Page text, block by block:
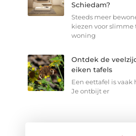
Schiedam?
Steeds meer
kiezen voor
woning
Ontdek de
eiken tafels
Een eettafel is vaak
Je ontbijt er